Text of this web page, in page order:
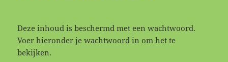
Deze inhoud is beschermd met een wachtwoord.
Voer hieronder je wachtwoord in om het te
bekijken.